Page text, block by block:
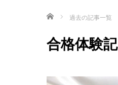
ホーム 過去の記事一覧
合格体験記